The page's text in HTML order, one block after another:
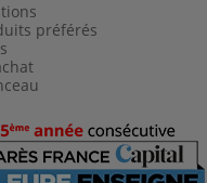
préférés